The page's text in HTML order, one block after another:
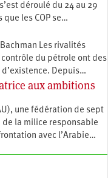
déroulé du 24 au 29
les COP se…
Les rivalités
du pétrole ont des
Depuis…
aux ambitions
une fédération de sept
la milice responsable
avec l’Arabie…